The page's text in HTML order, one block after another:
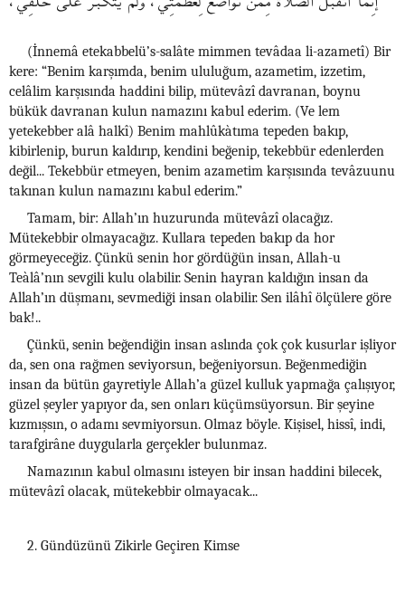
(İnnemâ etekabbelü’s-salâte mimmen tevâdaa li-azametî) Bir
kere: “Benim karşımda, benim ululuğum, azametim, izzetim,
celâlim karşısında haddini bilip, mütevâzî davranan, boynu
bükük davranan kulun namazını kabul ederim. (Ve lem
yetekebber alâ halkî) Benim mahlûkàtıma tepeden bakıp,
kibirlenip, burun kaldırıp, kendini beğenip, tekebbür edenlerden
değil... Tekebbür etmeyen, benim azametim karşısında tevâzuunu
takınan kulun namazını kabul ederim.”
Tamam, bir: Allah’ın huzurunda mütevâzî olacağız.
Mütekebbir olmayacağız. Kullara tepeden bakıp da hor
görmeyeceğiz. Çünkü senin hor gördüğün insan, Allah-u
Teàlâ’nın sevgili kulu olabilir. Senin hayran kaldığın insan da
Allah’ın düşmanı, sevmediği insan olabilir. Sen ilâhî ölçülere göre
bak!..
Çünkü, senin beğendiğin insan aslında çok çok kusurlar işliyor
da, sen ona rağmen seviyorsun, beğeniyorsun. Beğenmediğin
insan da bütün gayretiyle Allah’a güzel kulluk yapmağa çalışıyor,
güzel şeyler yapıyor da, sen onları küçümsüyorsun. Bir şeyine
kızmışsın, o adamı sevmiyorsun. Olmaz böyle. Kişisel, hissî, indi,
tarafgirâne duygularla gerçekler bulunmaz.
Namazının kabul olmasını isteyen bir insan haddini bilecek,
mütevâzî olacak, mütekebbir olmayacak...
2. Gündüzünü Zikirle Geçiren Kimse